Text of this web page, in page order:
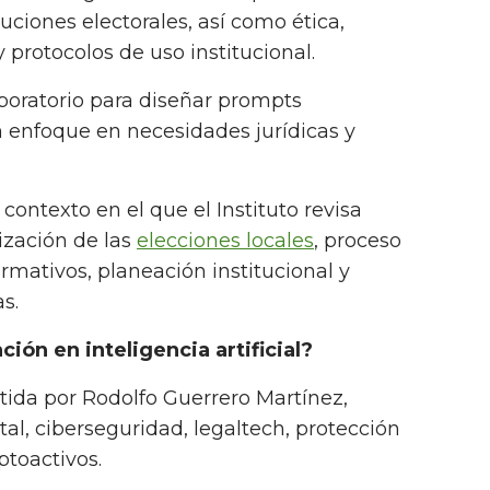
electorales, así como ética,
protocolos de uso institucional.
para diseñar prompts
enfoque en necesidades jurídicas y
en el que el Instituto revisa
de las elecciones locales, proceso
planeación institucional y
en inteligencia artificial?
por Rodolfo Guerrero Martínez,
ciberseguridad, legaltech, protección